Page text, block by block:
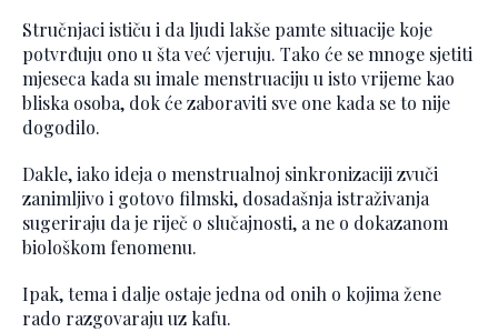
Stručnjaci ističu i da ljudi lakše pamte situacije koje
potvrđuju ono u šta već vjeruju. Tako će se mnoge sjetiti
mjeseca kada su imale menstruaciju u isto vrijeme kao
bliska osoba, dok će zaboraviti sve one kada se to nije
dogodilo.
Dakle, iako ideja o menstrualnoj sinkronizaciji zvuči
zanimljivo i gotovo filmski, dosadašnja istraživanja
sugeriraju da je riječ o slučajnosti, a ne o dokazanom
biološkom fenomenu.
Ipak, tema i dalje ostaje jedna od onih o kojima žene
rado razgovaraju uz kafu.